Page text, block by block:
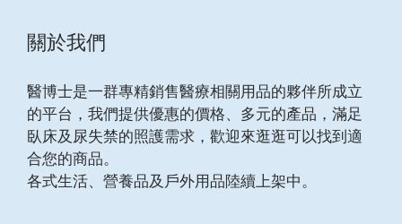
關於我們
醫博士是一群專精銷售醫療相關用品的夥伴所成立
的平台，我們提供優惠的價格、多元的產品，滿足
臥床及尿失禁的照護需求，歡迎來逛逛可以找到適
合您的商品。
各式生活、營養品及戶外用品陸續上架中。